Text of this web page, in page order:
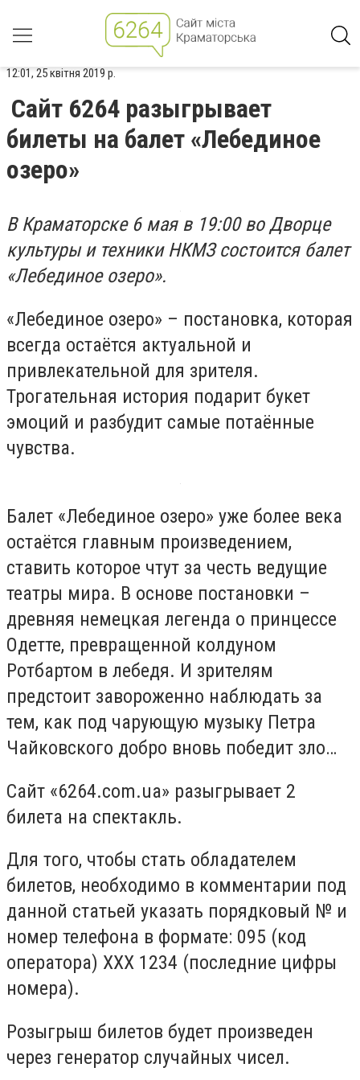
12:01, 25 квітня 2019 р.
Сайт 6264 разыгрывает
билеты на балет «Лебединое
озеро»
В Краматорске 6 мая в 19:00 во Дворце
культуры и техники НКМЗ состоится балет
«Лебединое озеро».
«Лебединое озеро» – постановка, которая
всегда остаётся актуальной и
привлекательной для зрителя.
Трогательная история подарит букет
эмоций и разбудит самые потаённые
чувства.
Балет «Лебединое озеро» уже более века
остаётся главным произведением,
ставить которое чтут за честь ведущие
театры мира. В основе постановки –
древняя немецкая легенда о принцессе
Одетте, превращенной колдуном
Ротбартом в лебедя. И зрителям
предстоит завороженно наблюдать за
тем, как под чарующую музыку Петра
Чайковского добро вновь победит зло…
Сайт «6264.com.ua» разыгрывает 2
билета на спектакль.
Для того, чтобы стать обладателем
билетов, необходимо в комментарии под
данной статьей указать порядковый № и
номер телефона в формате: 095 (код
оператора) ХХХ 1234 (последние цифры
номера).
Розыгрыш билетов будет произведен
через генератор случайных чисел.